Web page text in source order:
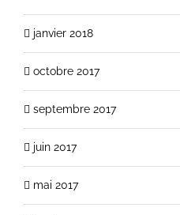
janvier 2018
octobre 2017
septembre 2017
juin 2017
mai 2017